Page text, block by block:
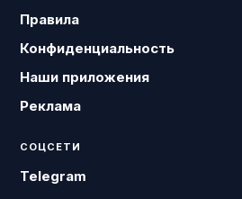
Правила
Конфиденциальность
Наши приложения
Реклама
СОЦСЕТИ
Telegram